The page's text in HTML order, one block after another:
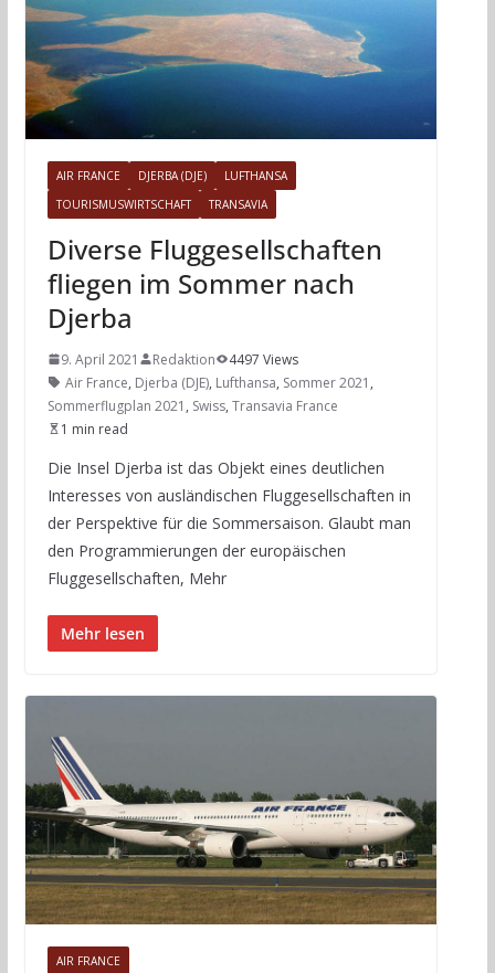
AIR FRANCE DJERBA (DJE)
LUFTHANSA
TOURISMUSWIRTSCHAFT
TRANSAVIA
Diverse Fluggesellschaften
fliegen im Sommer nach
Djerba
9. April 2021 Redaktion
4497 Views
Air France, Djerba (DJE), Lufthansa, Sommer 2021 ,
Sommerflugplan 2021 , Swiss, Transavia France
1 min read
Die Insel Djerba ist das Objekt eines deutlichen
Interesses von ausländischen Fluggesellschaften in
der Perspektive für die Sommersaison. Glaubt man
den Programmierungen der europäischen
Fluggesellschaften, Mehr
Mehr lesen
AIR FRANCE